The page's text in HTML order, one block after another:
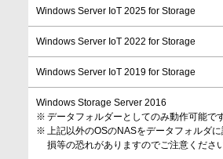
Windows Server IoT 2025 for Storage
Windows Server IoT 2022 for Storage
Windows Server IoT 2019 for Storage
Windows Storage Server 2016
データフォルダーとしてのみ動作可能です
上記以外のOSのNASをデータフォルダ
損等の恐れがありますのでご注意ください